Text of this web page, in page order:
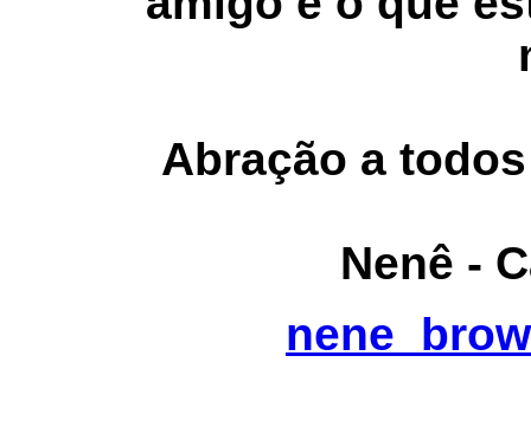
Abração a
Nenê -